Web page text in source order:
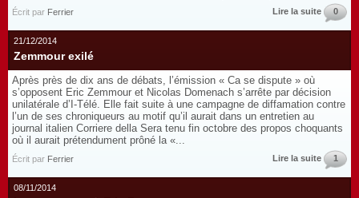
Écrit par Ferrier Lire la suite 0
21/12/2014
Zemmour exilé
Après près de dix ans de débats, l’émission « Ca se dispute » où
s’opposent Eric Zemmour et Nicolas Domenach s’arrête par décision
unilatérale d’I-Télé. Elle fait suite à une campagne de diffamation contre
l’un de ses chroniqueurs au motif qu’il aurait dans un entretien au
journal italien Corriere della Sera tenu fin octobre des propos choquants
où il aurait prétendument prôné la «...
Écrit par Ferrier Lire la suite 1
08/11/2014